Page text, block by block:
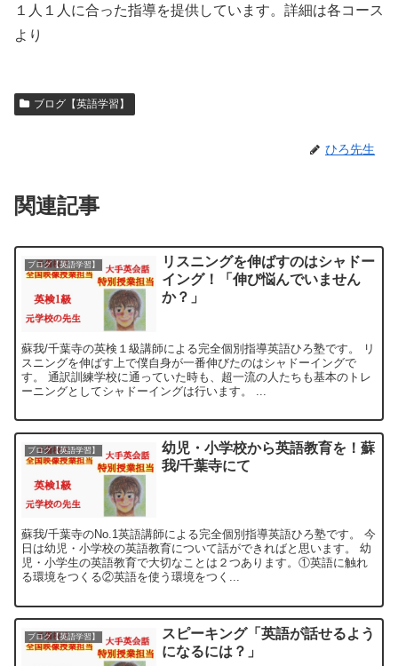
１人１人に合った指導を提供しています。詳細は各コース
より
ブログ【英語学習】
ひろ先生
関連記事
ブログ【英語学習】
リスニングを伸ばすのはシャドー
イング！「伸び悩んでいません
か？」
蘇我/千葉寺の英検１級講師による完全個別指導英語ひろ塾です。 リ
スニングを伸ばす上で僕自身が一番伸びたのはシャドーイングで
す。 通訳訓練学校に通っていた時も、超一流の人たちも基本のトレ
ーニングとしてシャドーイングは行います。 ...
ブログ【英語学習】
幼児・小学校から英語教育を！蘇
我/千葉寺にて
蘇我/千葉寺のNo.1英語講師による完全個別指導英語ひろ塾です。 今
日は幼児・小学校の英語教育について話ができればと思います。 幼
児・小学生の英語教育で大切なことは２つあります。①英語に触れ
る環境をつくる②英語を使う環境をつく...
ブログ【英語学習】
スピーキング「英語が話せるよう
になるには？」